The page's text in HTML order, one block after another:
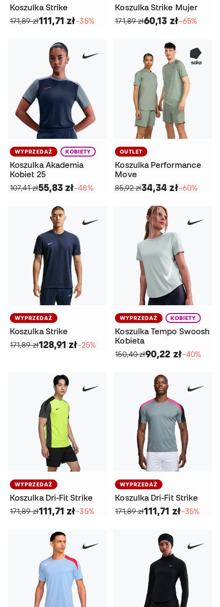
Koszulka Strike
171,89 zł111,71 zł−35%
Koszulka Strike Mujer
171,89 zł60,13 zł−65%
WYPRZEDAŻ KOBIETY
Koszulka Akademia
Kobiet 25
107,41 zł55,83 zł−48%
OUTLET
Koszulka Performance
Move
85,92 zł34,34 zł−60%
WYPRZEDAŻ
Koszulka Strike
171,89 zł128,91 zł−25%
WYPRZEDAŻ KOBIETY
Koszulka Tempo Swoosh
Kobieta
150,40 zł90,22 zł−40%
WYPRZEDAŻ
Koszulka Dri-Fit Strike
171,89 zł111,71 zł−35%
WYPRZEDAŻ
Koszulka Dri-Fit Strike
171,89 zł111,71 zł−35%